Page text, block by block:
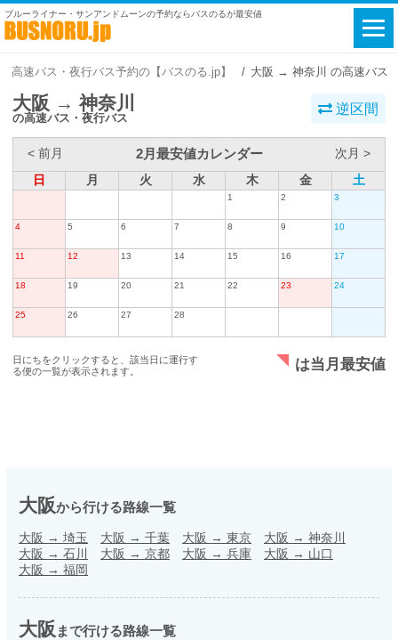
ブルーライナー・サンアンドムーンの予約ならバスのるが最安値
高速バス・夜行バス予約の【バスのる.jp】 大阪 → 神奈川 の高速バス
大阪 → 神奈川
の高速バス・夜行バス
逆区間
< 前月 2月最安値カレンダー
次月 >
日
月 火 水 木 金 土
1 2 3
4 5 6 7 8 9 10
11 12 13 14 15 16 17
18 19 20 21 22 23 24
25 26 27 28
日にちをクリックすると、該当日に運行す
る便の一覧が表示されます。
は当月最安値
大阪から行ける路線一覧
大阪 → 埼玉 大阪 → 千葉 大阪 → 東京 大阪 → 神奈川
大阪 → 石川 大阪 → 京都 大阪 → 兵庫 大阪 → 山口
大阪 → 福岡
大阪 まで行ける路線一覧